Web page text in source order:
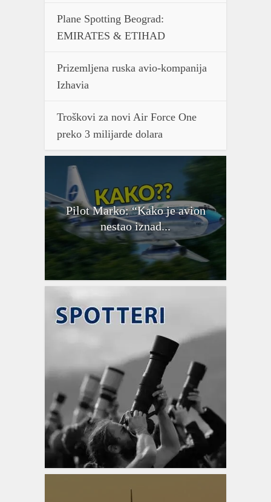
Plane Spotting Beograd:
EMIRATES & ETIHAD
Prizemljena ruska avio-kompanija
Izhavia
Troškovi za novi Air Force One
preko 3 milijarde dolara
Pilot Marko: “Kako je avion
nestao iznad...